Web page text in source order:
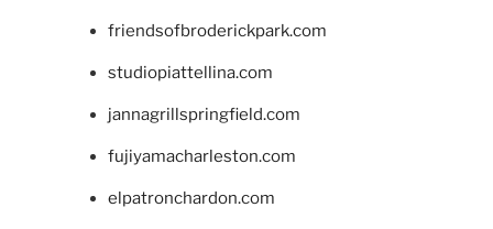
friendsofbroderickpark.com
studiopiattellina.com
jannagrillspringfield.com
fujiyamacharleston.com
elpatronchardon.com